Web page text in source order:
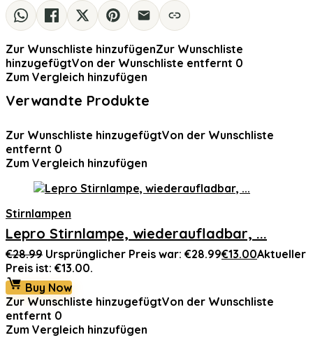
Zur Wunschliste hinzufügenZur Wunschliste
hinzugefügtVon der Wunschliste entfernt 0
Zum Vergleich hinzufügen
Verwandte Produkte
Zur Wunschliste hinzugefügtVon der Wunschliste
entfernt 0
Zum Vergleich hinzufügen
Stirnlampen
Lepro Stirnlampe, wiederaufladbar, ...
€28.99 Ursprünglicher Preis war: €28.99€13.00Aktueller
Preis ist: €13.00.
Buy Now
Zur Wunschliste hinzugefügtVon der Wunschliste
entfernt 0
Zum Vergleich hinzufügen